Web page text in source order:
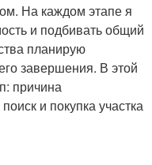
На каждом этапе я
и подбивать общий
планирую
завершения. В этой
причина
и покупка участка